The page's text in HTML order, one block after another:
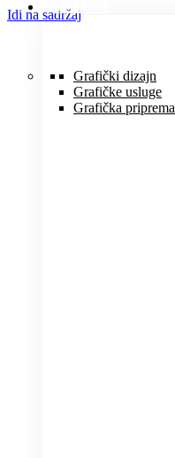
Idi na sadržajUSLUGE
Grafički dizajn
Grafičke usluge
Grafička priprema